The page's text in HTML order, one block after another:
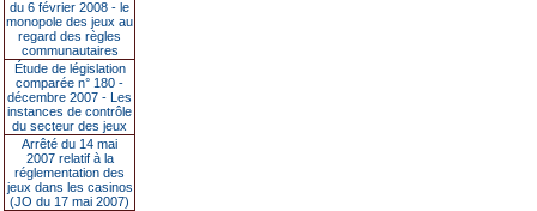
du 6 février 2008 - le
monopole des jeux au
regard des règles
communautaires
Étude de législation
comparée n° 180 -
décembre 2007 - Les
instances de contrôle
du secteur des jeux
Arrêté du 14 mai
2007 relatif à la
réglementation des
jeux dans les casinos
(JO du 17 mai 2007)